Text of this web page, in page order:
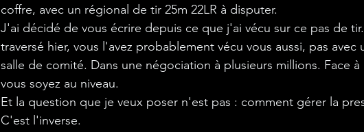
coffre, avec un régional de tir 25m 22LR à disputer.
J'ai décidé de vous écrire depuis ce que j'ai vécu sur ce pas de
traversé hier, vous l'avez probablement vécu vous aussi, pas avec
salle de comité. Dans une négociation à plusieurs millions. Face
vous soyez au niveau.
Et la question que je veux poser n'est pas : comment gérer la
C'est l'inverse.